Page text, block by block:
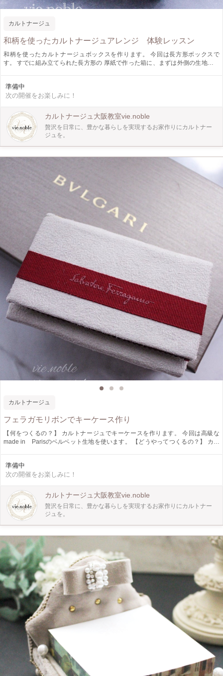
カルトナージュ
和柄を使ったカルトナージュアレンジ 体験レッスン
和柄を使ったカルトナージュボックスを作ります。 今回は長方形ボックスで
す。 すでに組み立てられた長方形の 厚紙で作った箱に、まずは外側の生地を貼
準備中
次の開催をお楽しみに！
カルトナージュ大阪教室vie.noble
贅沢を日常に、豊かな暮らしを実現するお家作りにカルトナー
ジュを。
カルトナージュ
フェラガモリボンでキーケース作り
【何をつくるの？】 カルトナージュでキーケースを作ります。 今回は高級な
made in Parisのベルベット生地を使います。 【どうやってつくるの？】 カッ
ベット生地は初心者の方はどうしてもノリ染みができちゃいますが 今回はその
お悩みを解消するためにノリをできるだけ使わない工夫をしております。 その
象？】 少人数でゆっくり丁寧にお教えしますので、初心者の方も安心してご参
加いただけます。 経験者の方は、ディプロマも取得いただけます。（別途費
用） 【ぜひ知ってほしい！】 ＊カルトナージュって？＊ 切り出したカルトン
（厚紙）を組み立てて布を貼って箱などを作る、フランスの伝統手芸です。 ＊
講師について＊ 講師はカルトナージュを初めて１３年以上の実績があります。
カルトナージュの歴史や、フランスのものづくり事情、パリ研修の様子などワー
クショップ中に色々お話できればと思っています。
準備中
次の開催をお楽しみに！
カルトナージュ大阪教室vie.noble
贅沢を日常に、豊かな暮らしを実現するお家作りにカルトナー
ジュを。